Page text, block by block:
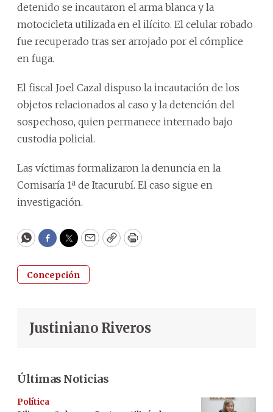
detenido se incautaron el arma blanca y la
motocicleta utilizada en el ilícito. El celular robado
fue recuperado tras ser arrojado por el cómplice
en fuga.
El fiscal Joel Cazal dispuso la incautación de los
objetos relacionados al caso y la detención del
sospechoso, quien permanece internado bajo
custodia policial.
Las víctimas formalizaron la denuncia en la
Comisaría 1ª de Itacurubí. El caso sigue en
investigación.
WhatsApp
Facebook
Twitter
EmailCopyPrint
Concepción
Justiniano Riveros
Últimas Noticias
Política